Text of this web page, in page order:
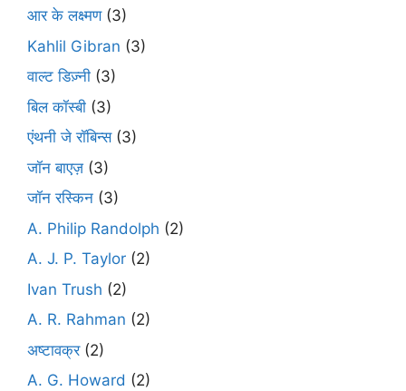
आर के लक्ष्मण(3)
Kahlil Gibran (3)
वाल्ट डिज़्नी (3)
बिल कॉस्बी (3)
एंथनी जे रॉबिन्स(3)
जॉन बाएज़ (3)
जॉन रस्किन (3)
A. Philip Randolph (2)
A. J. P. Taylor (2)
Ivan Trush (2)
A. R. Rahman (2)
अष्टावक्र(2)
A. G. Howard (2)